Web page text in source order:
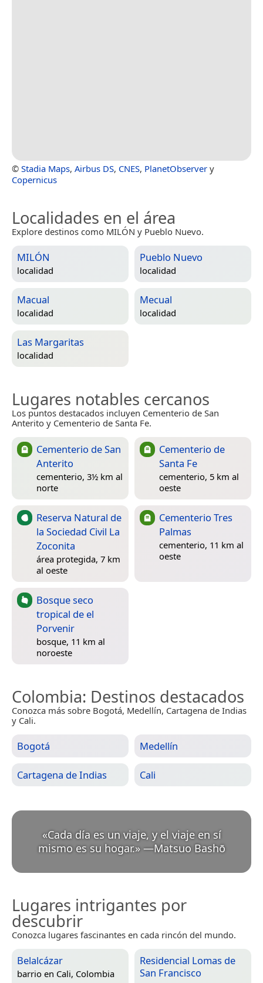
© Stadia Maps, Airbus DS, CNES, PlanetObserver y
Copernicus
Localidades en el área
Explore destinos como MILÓN y Pueblo Nuevo.
MILÓN
localidad
Pueblo Nuevo
localidad
Macual
localidad
Mecual
localidad
Las Margaritas
localidad
Lugares notables cercanos
Los puntos destacados incluyen Cementerio de San
Anterito y Cementerio de Santa Fe.
Cementerio de San
Anterito
cementerio, 3½ km al
norte
Cementerio de
Santa Fe
cementerio, 5 km al
oeste
Reserva Natural de
la Sociedad Civil La
Zoconita
área protegida, 7 km
al oeste
Cementerio Tres
Palmas
cementerio, 11 km al
oeste
Bosque seco
tropical de el
Porvenir
bosque, 11 km al
noroeste
Colombia: Destinos destacados
Conozca más sobre Bogotá, Medellín, Cartagena de Indias
y Cali.
Bogotá Medellín
Cartagena de Indias Cali
«Cada día es un viaje, y el viaje en sí
mismo es su hogar.» —Matsuo Bashō
Lugares intrigantes por
descubrir
Conozca lugares fascinantes en cada rincón del mundo.
Belalcázar
barrio en Cali, Colombia
Residencial Lomas de
San Francisco